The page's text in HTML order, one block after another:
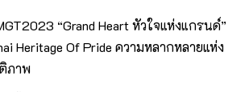
“Grand Heart หัวใจแห่งแกรนด์”
Heritage Of Pride ความหลากหลายแห่ง
ภาพ